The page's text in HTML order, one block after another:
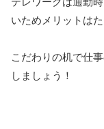
いためメリットは
こだわりの机で仕
しましょう！